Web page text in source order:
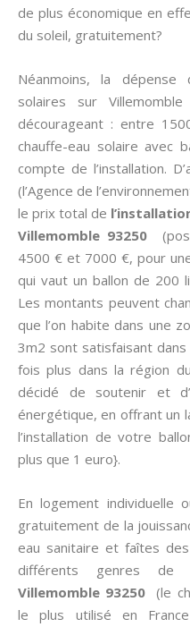
de plus économique en
du soleil, gratuitement?
Néanmoins, la dépense
solaires sur
décourageant : entre
chauffe-eau solaire avec
compte de l’installation.
(l’Agence de
le prix total de
Villemomble 93250
4500 € et 7000 €, pour
qui vaut un ballon de 200
Les montants peuvent
que l’on habite dans une
3m2 sont satisfaisant
fois plus dans la région
décidé de soutenir et
énergétique, en offrant un
l’installation de votre
plus que 1 euro}.
En logement individuelle
gratuitement de la
eau sanitaire et faîtes
différents genres de
Villemomble 93250 (le
le plus utilisé en